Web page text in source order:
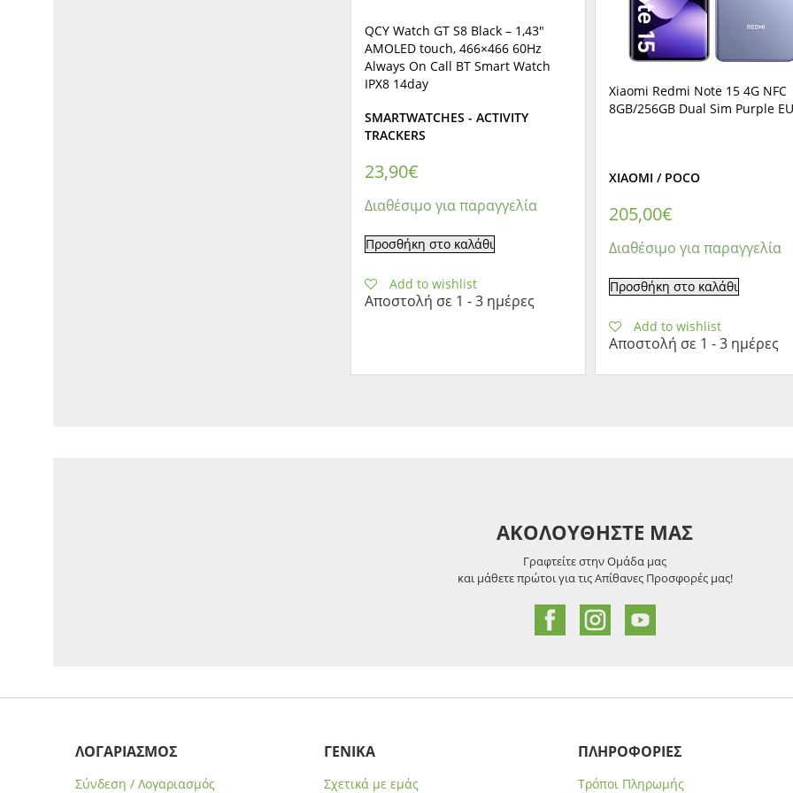
QCY Watch GT S8 Black – 1,43″
AMOLED touch, 466×466 60Hz
Always On Call BT Smart Watch
IPX8 14day
SMARTWATCHES - ACTIVITY
TRACKERS
23,90€
Διαθέσιμο για παραγγελία
Προσθήκη στο καλάθι
Add to wishlist
Αποστολή σε 1 - 3 ημέρες
Xiaomi Redmi Note 15 4G NFC
8GB/256GB Dual Sim Purple EU
XIAOMI / POCO
205,00€
Διαθέσιμο για παραγγελία
Προσθήκη στο καλάθι
Add to wishlist
Αποστολή σε 1 - 3 ημέρες
ΑΚΟΛΟΥΘΗΣΤΕ ΜΑΣ
Γραφτείτε στην Ομάδα μας
και μάθετε πρώτοι για τις Απίθανες Προσφορές μας!
ΛΟΓΑΡΙΑΣΜΟΣ
Σύνδεση / Λογαριασμός
ΓΕΝΙΚΑ
Σχετικά με εμάς
ΠΛΗΡΟΦΟΡΙΕΣ
Τρόποι Πληρωμής